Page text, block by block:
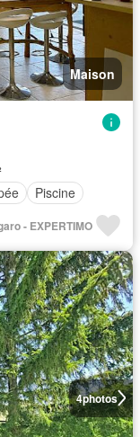
Maison
Piscine
- EXPERTIMO
4photos